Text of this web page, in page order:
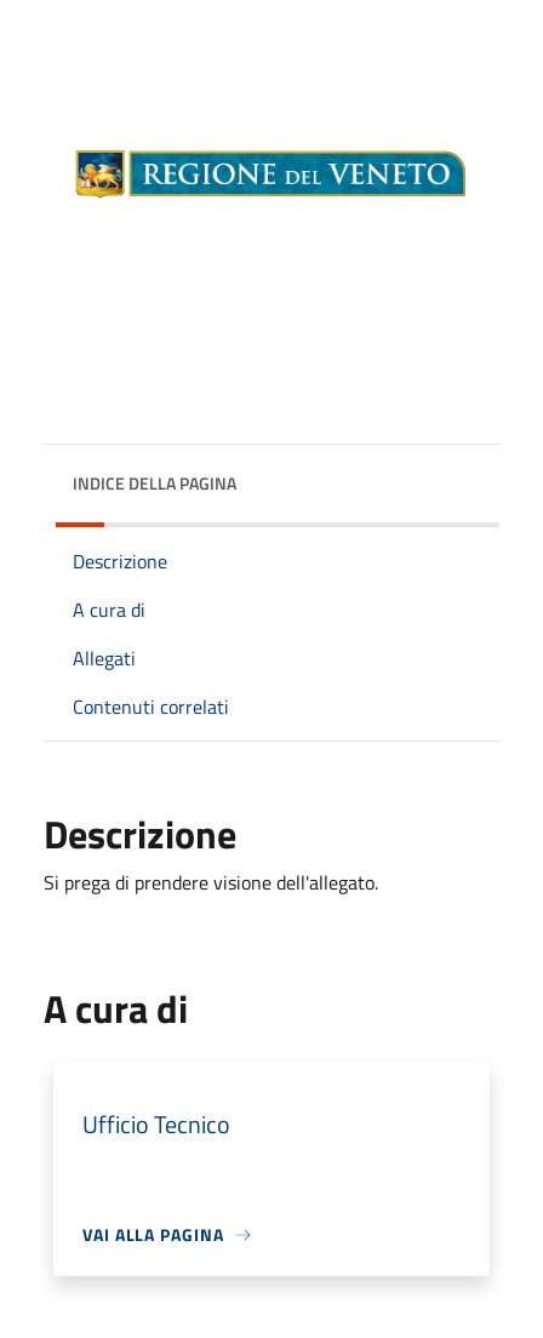
INDICE DELLA PAGINA
Descrizione
A cura di
Allegati
Contenuti correlati
Descrizione
Si prega di prendere visione dell'allegato.
A cura di
Ufficio Tecnico
VAI ALLA PAGINA